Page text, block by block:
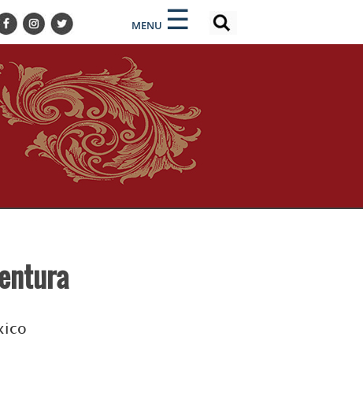
MENU ☰